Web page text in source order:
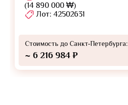
(14 890 000 ₩)
Лот: 42502631
Стоимость до Санкт-Петербурга:
~ 6 216 984 ₽